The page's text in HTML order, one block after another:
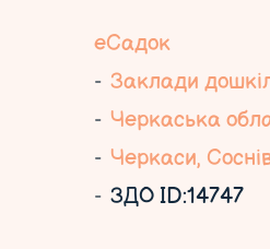
еСадок
Заклади
Черкаська
Черкаси,
ЗДО ID:14747